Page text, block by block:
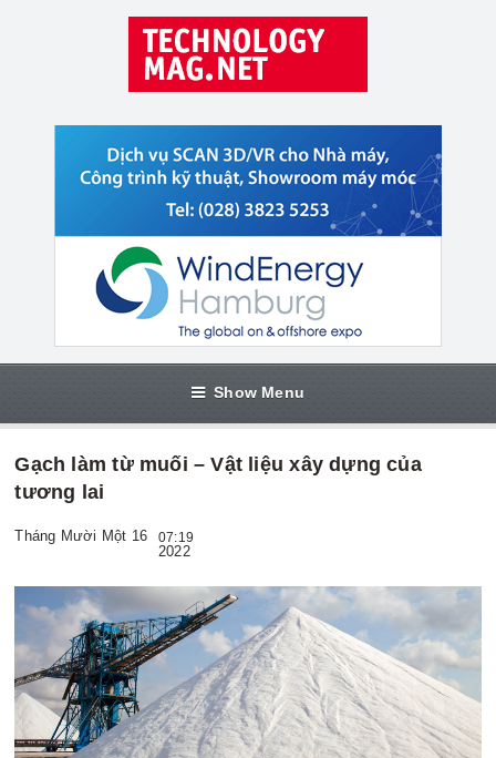
Show Menu
Gạch làm từ muối – Vật liệu xây dựng của
tương lai
Tháng Mười Một 16 07:19
2022